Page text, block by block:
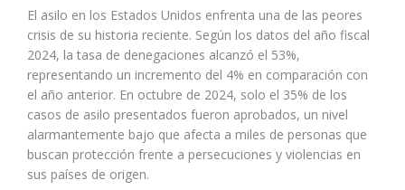
El asilo en los Estados Unidos enfrenta una de las peores
crisis de su historia reciente. Según los datos del año fiscal
2024, la tasa de denegaciones alcanzó el 53%,
representando un incremento del 4% en comparación con
el año anterior. En octubre de 2024, solo el 35% de los
casos de asilo presentados fueron aprobados, un nivel
alarmantemente bajo que afecta a miles de personas que
buscan protección frente a persecuciones y violencias en
sus países de origen.